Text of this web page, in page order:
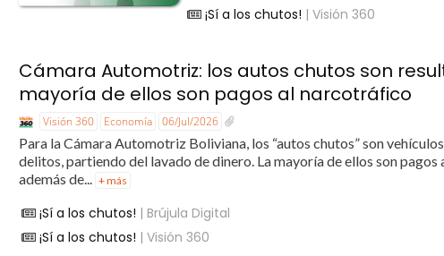
¡Sí a los chutos! | Visión 360
Cámara Automotriz: los autos chutos son
mayoría de ellos son pagos al narcotráfico
Visión 360 Economía 06/Jul/2026
Para la Cámara Automotriz Boliviana, los “autos chutos” son
delitos, partiendo del lavado de dinero. La mayoría de ellos son
además de... + más
¡Sí a los chutos! | Brújula Digital
¡Sí a los chutos! | Visión 360